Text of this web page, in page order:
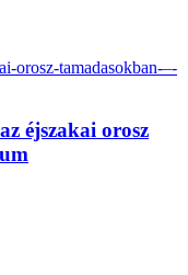
éjszakai orosz